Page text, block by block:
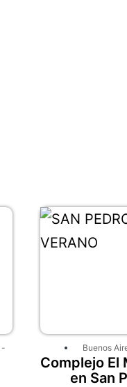
-
Buenos
Complejo El
en San